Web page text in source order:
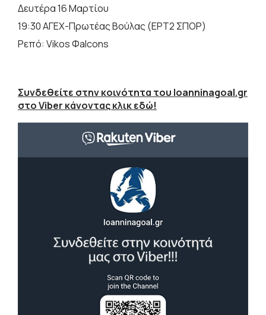
Δευτέρα 16 Μαρτίου
19:30 ΑΓΕΧ-Πρωτέας Βούλας (ΕΡΤ2 ΣΠΟΡ)
Ρεπό: Vikos Φalcons
Συνδεθείτε στην κοινότητα του Ioanninagoal.gr
στο Viber κάνοντας κλικ εδώ!